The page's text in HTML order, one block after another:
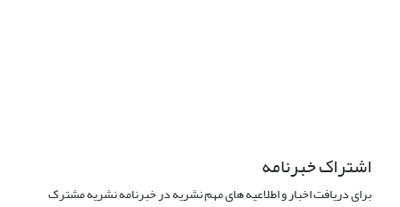
اشتراک خبرنامه
برای دریافت اخبار و اطلاعیه های مهم نشریه در خبرنامه نشریه مشترک